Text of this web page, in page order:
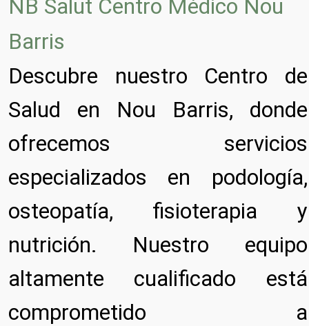
NB Salut Centro Médico Nou
Barris
Descubre nuestro Centro de
Salud en Nou Barris, donde
ofrecemos servicios
especializados en podología,
osteopatía, fisioterapia y
nutrición. Nuestro equipo
altamente cualificado está
comprometido a